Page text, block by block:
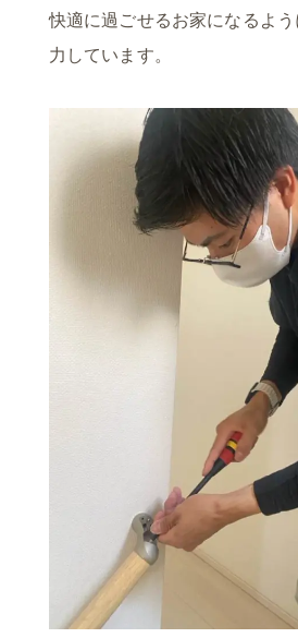
快適に過ごせるお家になるよ
力しています。